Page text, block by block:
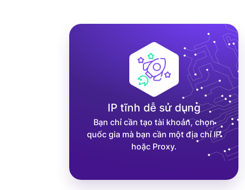
IP tĩnh dễ sử dụng
Bạn chỉ cần tạo tài khoản, chọn
quốc gia mà bạn cần một địa chỉ IP
hoặc Proxy.